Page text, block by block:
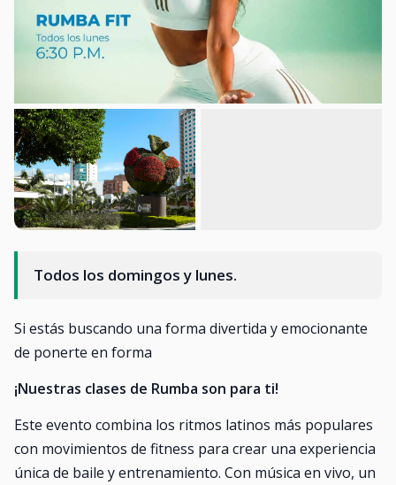
Todos los domingos y lunes.
Si estás buscando una forma divertida y emocionante
de ponerte en forma
¡Nuestras clases de Rumba son para ti!
Este evento combina los ritmos latinos más populares
con movimientos de fitness para crear una experiencia
única de baile y entrenamiento. Con música en vivo, un